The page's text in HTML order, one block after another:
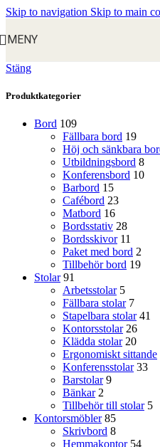
Skip to navigation Skip to main
MENY
Stäng
Produktkategorier
Bord 109
Fällbara bord 19
Höj och sänkbara
Utbildningsbord 8
Konferensbord 10
Barbord 15
Cafébord 23
Matbord 16
Bordsstativ 28
Bordsskivor 11
Paket med bord 2
Tillbehör bord 19
Stolar 91
Arbetsstolar 5
Fällbara stolar 7
Stapelbara stolar 41
Kontorsstolar 26
Klädda stolar 20
Ergonomiskt sittande
Konferensstolar 33
Barstolar 9
Bänkar 2
Tillbehör till stolar 5
Kontorsmöbler 85
Skrivbord 8
Hemmakontor 54